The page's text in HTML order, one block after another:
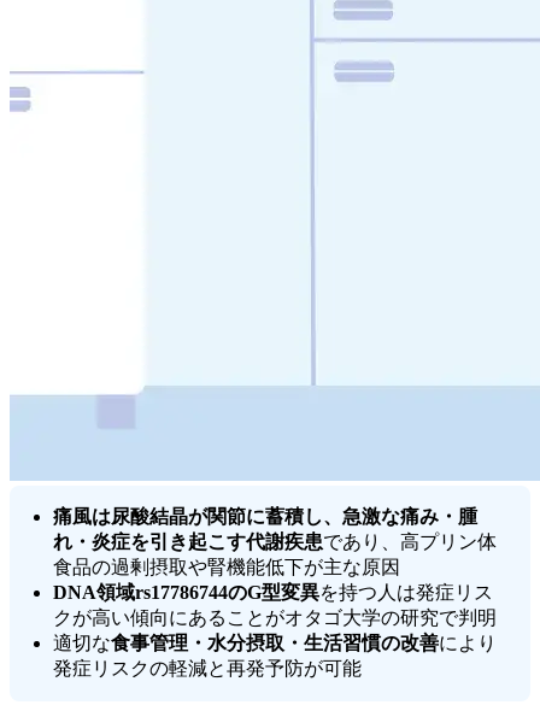
痛風は尿酸結晶が関節に蓄積し、急激な痛み・腫
れ・炎症を引き起こす代謝疾患であり、高プリン体
食品の過剰摂取や腎機能低下が主な原因
DNA領域rs17786744のG型変異を持つ人は発症リス
クが高い傾向にあることがオタゴ大学の研究で判明
適切な食事管理・水分摂取・生活習慣の改善により
発症リスクの軽減と再発予防が可能